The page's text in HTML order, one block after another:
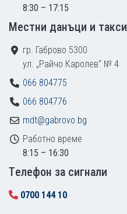
8:30 – 17:15
Местни данъци и такси
гр. Габрово 5300
ул. „Райчо Каролев“ № 4
066 804775
066 804776
mdt@gabrovo.bg
Работно време
8:15 – 16:30
Tелефон за сигнали
0700 144 10